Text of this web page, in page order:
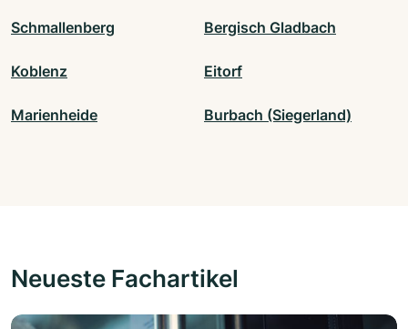
Schmallenberg Bergisch Gladbach
Koblenz Eitorf
Marienheide Burbach (Siegerland)
Neueste Fachartikel